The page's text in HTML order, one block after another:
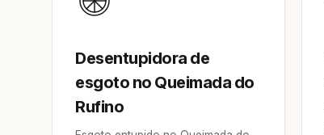
Desentupidora de
esgoto no Queimada do
Rufino